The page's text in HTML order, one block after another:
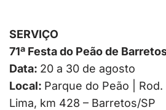
SERVIÇO
71ª Festa do Peão de
Data: 20 a 30 de agosto
Local: Parque do Peão |
Lima, km 428 – Barretos/SP